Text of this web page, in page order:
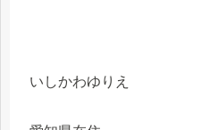
いしかわゆりえ